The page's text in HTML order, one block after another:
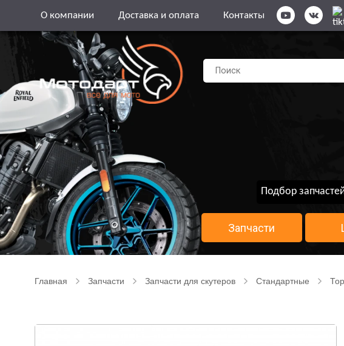
О компании Доставка и оплата Контакты
Подбор
Запчасти
Главная Запчасти Запчасти для скутеров Стандартные